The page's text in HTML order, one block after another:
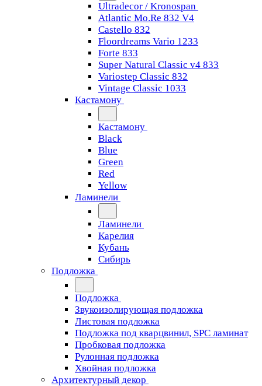
Ultradecor / Kronospan
Atlantic Mo.Re 832 V4
Castello 832
Floordreams Vario 1233
Forte 833
Super Natural Classic v4 833
Variostep Classic 832
Vintage Classic 1033
Кастамону
Кастамону
Black
Blue
Green
Red
Yellow
Ламинели
Ламинели
Карелия
Кубань
Сибирь
Подложка
Подложка
Звукоизолирующая подложка
Листовая подложка
Подложка под кварцвинил, SPC ламинат
Пробковая подложка
Рулонная подложка
Хвойная подложка
Архитектурный декор